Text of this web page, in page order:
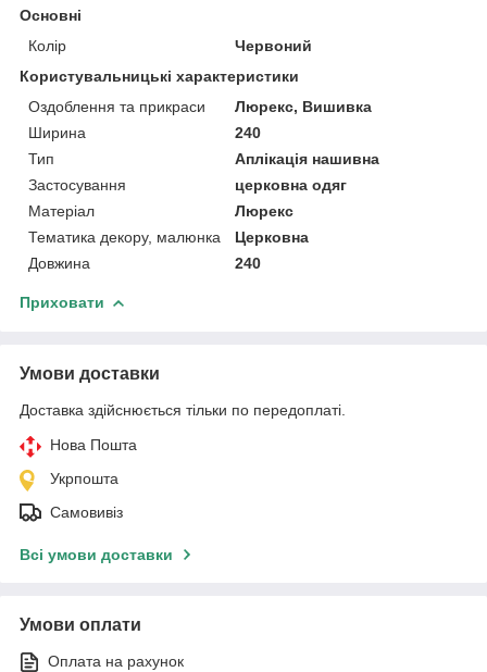
Основні
Колір
Червоний
Користувальницькі характеристики
Оздоблення та прикраси
Люрекс, Вишивка
Ширина
240
Тип
Аплікація нашивна
Застосування
церковна одяг
Матеріал
Люрекс
Тематика декору, малюнка
Церковна
Довжина
240
Приховати
Умови доставки
Доставка здійснюється тільки по передоплаті.
Нова Пошта
Укрпошта
Самовивіз
Всі умови доставки
Умови оплати
Оплата на рахунок